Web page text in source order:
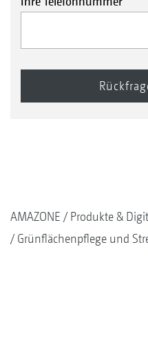
AMAZONE
Produkte &
Grünflächenpflege und